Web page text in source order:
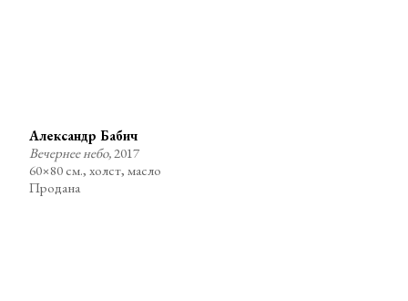
Александр Бабич
Вечернее небо,2017
60×80 см., холст, масло
Продана